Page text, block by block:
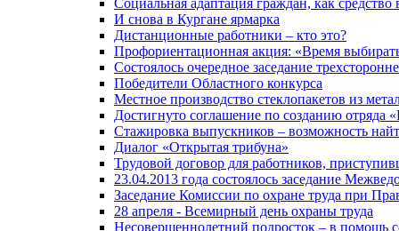
Социальная адаптация граждан, как средство
И снова в Кургане ярмарка
Дистанционные работники – кто это?
Профориентационная акция: «Время
Состоялось очередное заседание
Победители Областного конкурса
Местное производство стеклопакетов из
Достигнуто соглашение по созданию
Стажировка выпускников – возможность
Диалог «Открытая трибуна»
Трудовой договор для работников,
23.04.2013 года состоялось заседание
Заседание Комиссии по охране труда при
28 апреля - Всемирный день охраны труда
Несовершеннолетний подросток – в помощь